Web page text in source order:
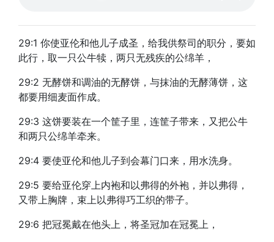
29:1 你使亚伦和他儿子成圣，给我供祭司的职分，要如
此行，取一只公牛犊，两只无残疾的公绵羊，
29:2 无酵饼和调油的无酵饼，与抹油的无酵薄饼，这
都要用细麦面作成。
29:3 这饼要装在一个筐子里，连筐子带来，又把公牛
和两只公绵羊牵来。
29:4 要使亚伦和他儿子到会幕门口来，用水洗身。
29:5 要给亚伦穿上内袍和以弗得的外袍，并以弗得，
又带上胸牌，束上以弗得巧工织的带子。
29:6 把冠冕戴在他头上，将圣冠加在冠冕上，